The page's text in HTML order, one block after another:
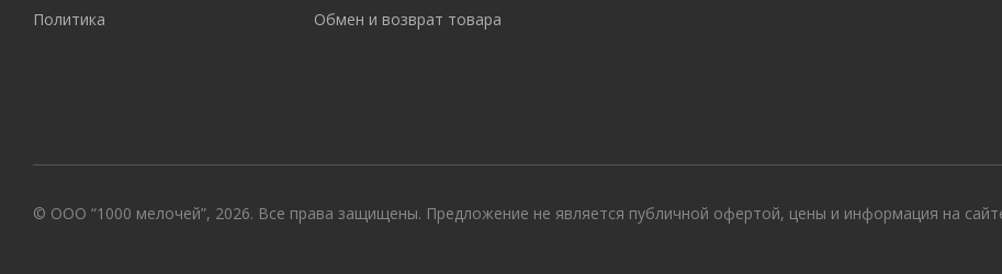
Политика
Обмен и возврат товара
© ООО “1000 мелочей”, 2026. Все права защищены. Предложение не является публичной офертой, цены и информация на